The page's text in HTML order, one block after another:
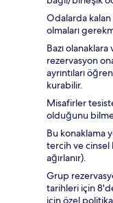
Odalarda kalan
olmaları
Bazı
rezervasyon
ayrıntıları
kurabilir.
Misafirler
olduğunu
Bu konaklama
tercih ve cinsel
ağırlanır).
Grup
tarihleri için
için özel